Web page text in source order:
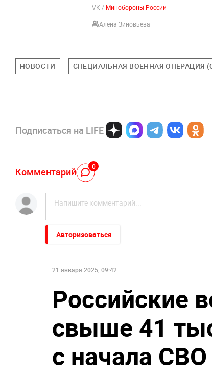
VK / Минобороны России
Алёна Зиновьева
НОВОСТИ СПЕЦИАЛЬНАЯ ВОЕННАЯ ОПЕРАЦИЯ
Подписаться на LIFE
Комментарий 0
Авторизоваться
21 января 2025, 09:42
Российские
свыше 41
с начала СВО